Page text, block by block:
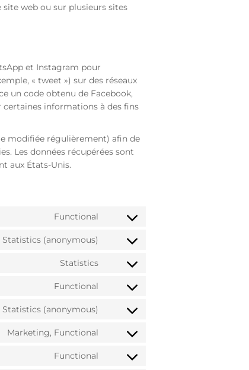
web ou sur plusieurs sites
et Instagram pour
« tweet ») sur des réseaux
un code obtenu de Facebook,
informations à des fins
modifiée régulièrement) afin de
Les données récupérées sont
aux États-Unis.
Functional
Consent
service
wordpress
Statistics (anonymous)
Consent
service
elementor
Statistics
Consent
service
google-
Functional
Consent
service
stripe
Statistics (anonymous)
Consent
service
burst-
Marketing, Functional
Consent
service
Functional
Consent